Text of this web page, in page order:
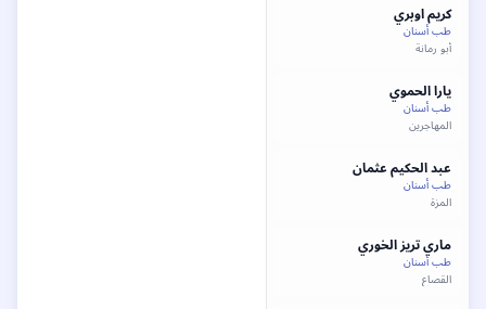
كريماوبري
طب أسنان
أبو رمانة
ياراالحموي
طب أسنان
المهاجرين
عبد الحكيمعثمان
طب أسنان
المزة
ماري تريزالخوري
طب أسنان
القصاع